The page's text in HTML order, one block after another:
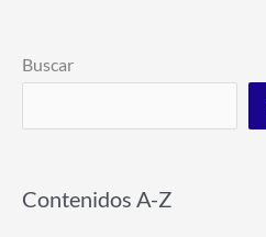
Buscar
Contenidos A-Z